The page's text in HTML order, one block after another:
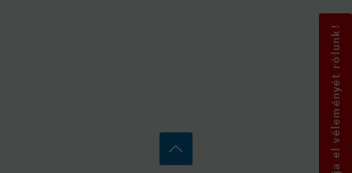
Mondja el véleményét rólunk!